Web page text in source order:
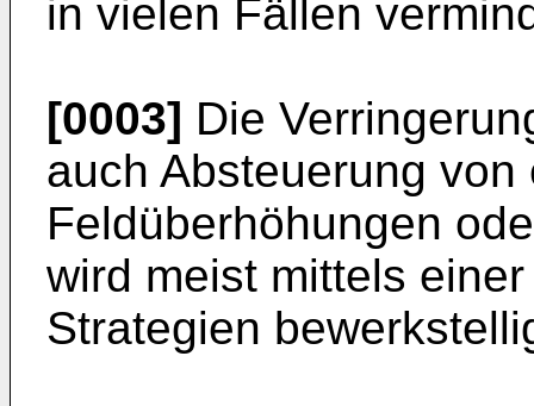
in vielen Fällen
[0003] Die
auch Absteuerung von
Feldüberhöhungen
wird meist mittels
Strategien